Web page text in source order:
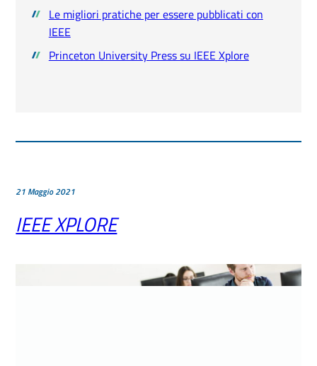
Le migliori pratiche per essere pubblicati con
IEEE
Princeton University Press su IEEE Xplore
21 Maggio 2021
IEEE XPLORE